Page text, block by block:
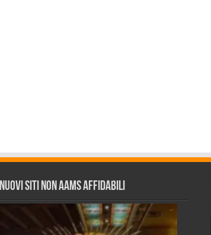
Nuovi siti non AAMS affidabili